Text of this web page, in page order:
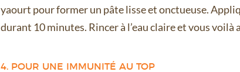
yaourt pour former un pâte lisse et onctueuse.
durant 10 minutes. Rincer à l’eau claire et vous voilà
4. POUR UNE IMMUNITÉ AU TOP